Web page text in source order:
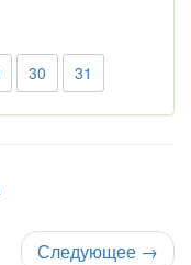
30 31
Следующее →